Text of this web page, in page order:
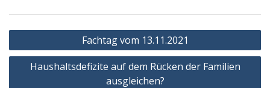
Beitragsnavigation
Fachtag vom 13.11.2021
Haushaltsdefizite auf dem Rücken der Familien
ausgleichen?